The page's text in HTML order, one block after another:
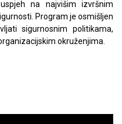
na najvišim izvršnim
Program je osmišljen
sigurnosnim politikama,
okruženjima.